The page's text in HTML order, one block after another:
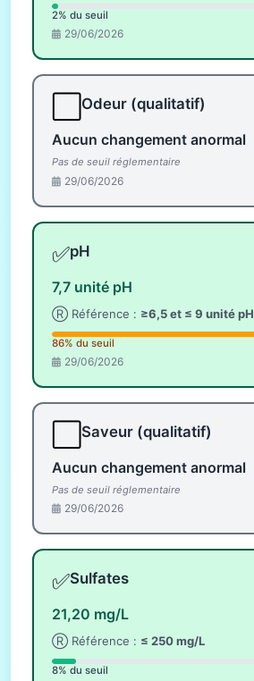
2% du seuil
29/06/2026
Odeur (qualitatif)
Aucun changement anormal
Pas de seuil réglementaire
29/06/2026
✅pH
7,7 unité pH
Ⓡ Référence : ≥6,5 et ≤ 9 unité pH
86% du seuil
29/06/2026
Saveur (qualitatif)
Aucun changement anormal
Pas de seuil réglementaire
29/06/2026
✅Sulfates
21,20 mg/L
Ⓡ Référence : ≤ 250 mg/L
8% du seuil